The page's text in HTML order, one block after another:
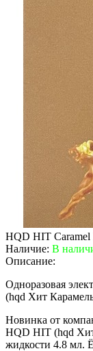
HQD HIT
Наличие: В
Описание:
Одноразовая
(hqd Хит
Новинка от
HQD HIT (hqd
жидкости 4.8 мл.